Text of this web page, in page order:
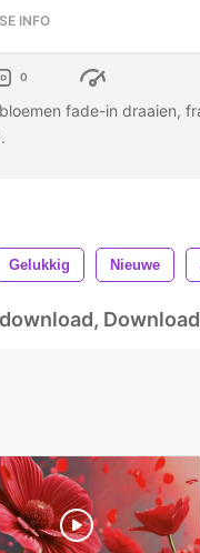
INFO
0
fade-in draaien,
Gelukkig Nieuwe